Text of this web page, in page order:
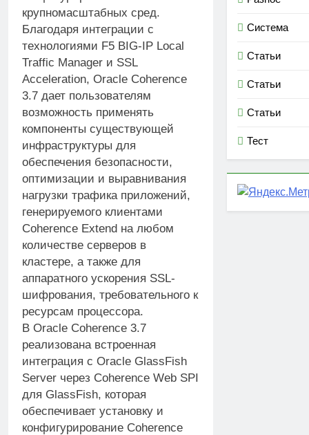
крупномасштабных сред.
Благодаря интеграции с
технологиями F5 BIG-IP Local
Traffic Manager и SSL
Acceleration, Oracle Coherence
3.7 дает пользователям
возможность применять
компоненты существующей
инфраструктуры для
обеспечения безопасности,
оптимизации и выравнивания
нагрузки трафика приложений,
генерируемого клиентами
Coherence Extend на любом
количестве серверов в
кластере, а также для
аппаратного ускорения SSL-
шифрования, требовательного к
ресурсам процессора.
В Oracle Coherence 3.7
реализована встроенная
интеграция с Oracle GlassFish
Server через Coherence Web SPI
для GlassFish, которая
обеспечивает установку и
конфигурирование Coherence
Система
Статьи
Статьи
Статьи
Тест